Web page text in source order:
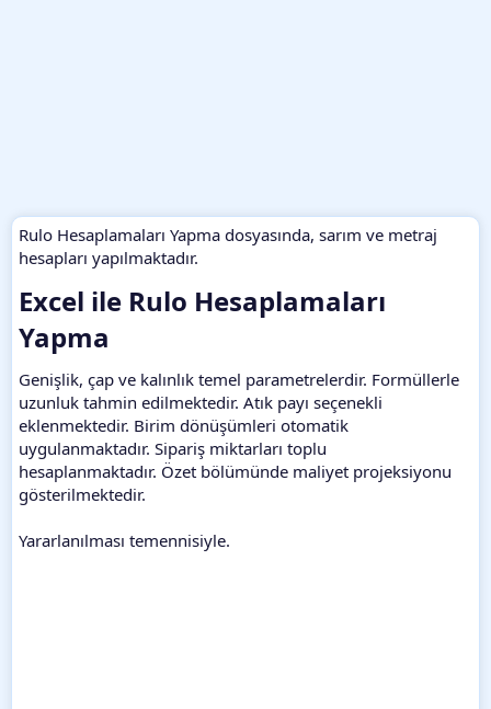
Rulo Hesaplamaları Yapma dosyasında, sarım ve metraj
hesapları yapılmaktadır.
Excel ile Rulo Hesaplamaları
Yapma​
Genişlik, çap ve kalınlık temel parametrelerdir. Formüllerle
uzunluk tahmin edilmektedir. Atık payı seçenekli
eklenmektedir. Birim dönüşümleri otomatik
uygulanmaktadır. Sipariş miktarları toplu
hesaplanmaktadır. Özet bölümünde maliyet projeksiyonu
gösterilmektedir.
Yararlanılması temennisiyle.